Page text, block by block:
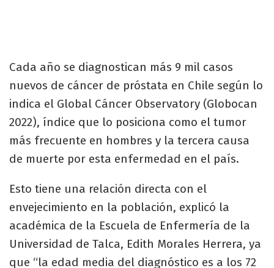
Cada año se diagnostican más 9 mil casos
nuevos de cáncer de próstata en Chile según lo
indica el Global Cáncer Observatory (Globocan
2022), índice que lo posiciona como el tumor
más frecuente en hombres y la tercera causa
de muerte por esta enfermedad en el país.
Esto tiene una relación directa con el
envejecimiento en la población, explicó la
académica de la Escuela de Enfermería de la
Universidad de Talca, Edith Morales Herrera, ya
que “la edad media del diagnóstico es a los 72